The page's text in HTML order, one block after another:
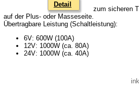
Detail
zum sicheren
auf der Plus- oder Masseseite.
Übertragbare Leistung (Schaltleistung):
6V: 600W (100A)
12V: 1000W (ca. 80A)
24V: 1000W (ca. 40A)